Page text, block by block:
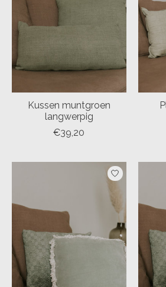
Kussen muntgroen
langwerpig
€39,20